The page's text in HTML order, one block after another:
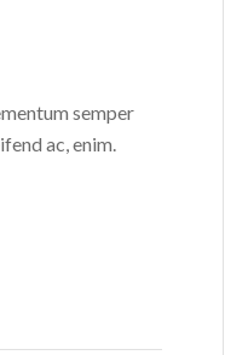
semper
ac, enim.